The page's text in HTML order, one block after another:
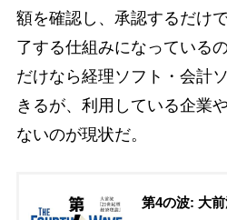
額を確認し、承認するだけ
了する仕組みになっている
だけなら経理ソフト・会計
きるが、利用している企業
ないのが現状だ。
第4の波: 大前